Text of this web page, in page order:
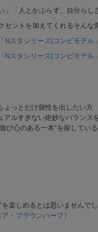
」「人とかぶらず、自分ら
セントを加えてくれるそんな
ょっとだけ個性を出したい方
アルすぎない絶妙なバランス
び心のある一本”を探してい
を楽しめるとは思いませんで
・ブラウンハーフ）